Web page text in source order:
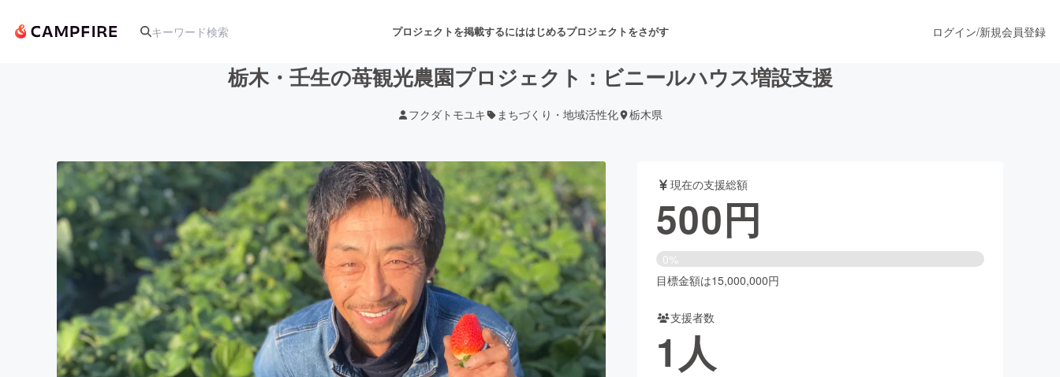
プロジェクトを掲載するにははじめるプロジェクトをさがす
アート・写真 音楽 舞台・パフォーマンス
テクノロジー・ガジェット ゲーム・サービス開発 フード・飲食店
映像・映画 書籍・雑誌出版 アニメ・漫画
ビジネス・起業 チャレンジ ビューティー・ヘルスケア
まちづくり・地域活性化
ログイン/新規会員登録
栃木・壬生の苺観光農園プロジェクト：ビニールハウス増設支援
フクダトモユキ まちづくり・地域活性化 栃木県
現在の支援総額
500円
0%
目標金額は15,000,000円
支援者数
1人